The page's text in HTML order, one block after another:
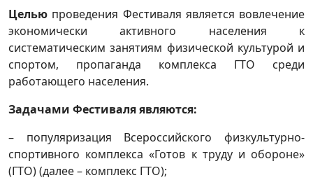
Целью проведения Фестиваля является вовлечение
экономически активного населения к
систематическим занятиям физической культурой и
спортом, пропаганда комплекса ГТО среди
работающего населения.
Задачами Фестиваля являются:
– популяризация Всероссийского физкультурно-
спортивного комплекса «Готов к труду и обороне»
(ГТО) (далее – комплекс ГТО);